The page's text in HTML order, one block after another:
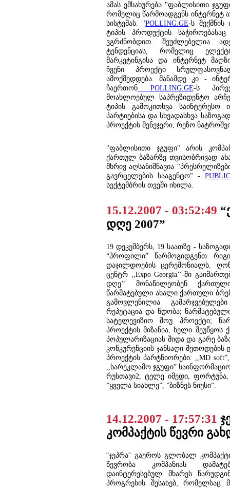
ამას ემსახურება "ფაბლისითი
რომელიც წარმოადგენს ინტერნეტ
სისტემას. "POLLING.GE-ს
ტიპის პროდუქტის
ვგრძნობდით. შეუძლებელია
ტენდენციას, რომელიც
მარკეტინგისა და ინტერნეტ
ჩვენი პროექტი
ამოქმედდება. მანამდე კი -
ჩაერთონ POLLING.GE-ს
მოახლოებულ საპრეზიდენტო
ტიპის გამოკითხვა საინტერესო
პარტიებისა და სხვადასხვა
პროექტის მენეჯერი, რეზო
"ფაბლისითი ჯგუფი" არის
ქართულ ბაზარზე თვისობრივად
მხრივ აღსანიშნავია
გავრცელების სააგენტო" -
სექტემბრის თვეში იხილა.
15.12.2007 - 03:52:49
დღე 2007”
19 დეკემბერს, 19 საათზე -
“პროფილი” წარმოგიდგენთ
დაჯილდოების ცერემონიალს.
ცენტრ ,,Expo Georgia’’-ში
დღე’’ მონაწილეობენ
წარმატებული ახალი ქართული
გამოვლენილია
რეპუტაცია და ნდობა;
სატელევიზიო შოუ პროექტი;
პროექტის მიზანია, ხელი
პოპულარიზაციას შიდა და გარე
კონკურენციის ჯანსაღი
პროექტის პარტნიორები: ,,MD soft”,
,,სარეკლამო ჯგუფი”
რუსთავი2, ტელე იმედი,
”ყველა სიახლე”, ”ბიზნეს ნიუსი”.
14.12.2007 - 17:57:31
კომპაქტის წევრი
"ჯეპრა” გაეროს გლობალ
წევრობა კომპანიას
დაინტერესებულ მხარეს
პროგრესის შესახებ, რომელსაც